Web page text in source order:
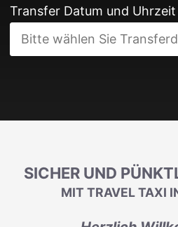
Transfer Datum und Uhrzeit
SICHER UND
MIT TRAVEL TAXI